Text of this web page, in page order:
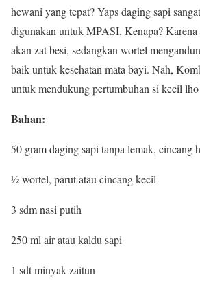
hewani yang tepat? Yaps daging sapi
digunakan untuk MPASI. Kenapa?
akan zat besi, sedangkan wortel
baik untuk kesehatan mata bayi. Nah,
untuk mendukung pertumbuhan si kecil
Bahan:
50 gram daging sapi tanpa lemak, cincang
½ wortel, parut atau cincang kecil
3 sdm nasi putih
250 ml air atau kaldu sapi
1 sdt minyak zaitun